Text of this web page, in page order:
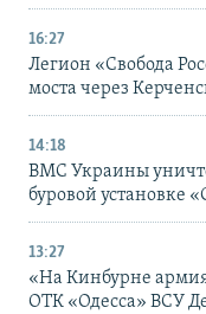
16:27
Легион «Свобода
моста через
14:18
ВМС Украины
буровой установке
13:27
«На Кинбурне
ОТК «Одесса» ВСУ